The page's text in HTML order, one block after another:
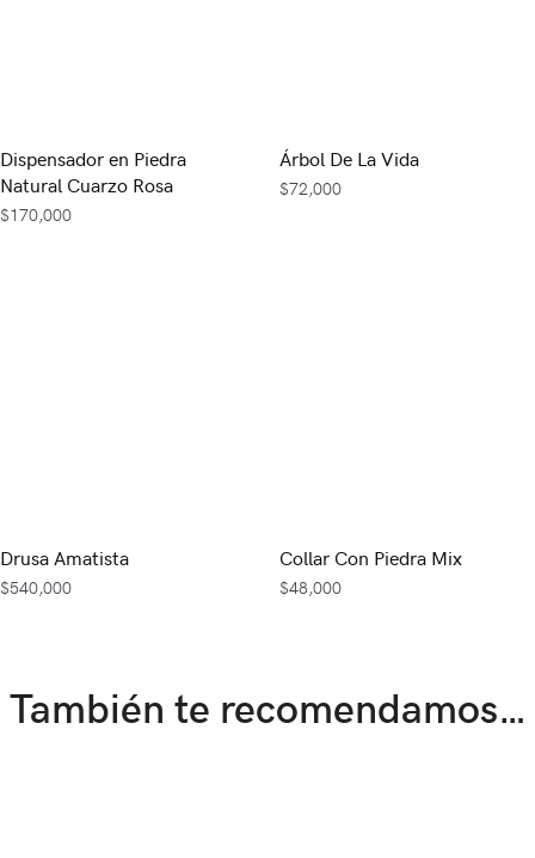
Dispensador en Piedra
Natural Cuarzo Rosa
$170,000
Árbol De La Vida
$72,000
Drusa Amatista
$540,000
Collar Con Piedra Mix
$48,000
También te recomendamos…